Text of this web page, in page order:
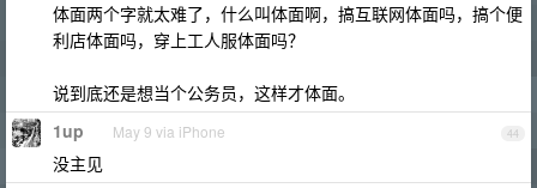
体面两个字就太难了，什么叫体面啊，搞互联网体面吗，搞个便
利店体面吗，穿上工人服体面吗？
说到底还是想当个公务员，这样才体面。
44
1up May 9 via iPhone
没主见